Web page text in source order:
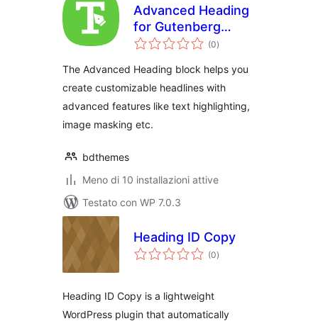
Advanced Heading
for Gutenberg
Block Editor (0valutazioni
totali
)
The Advanced Heading block helps you
create customizable headlines with
advanced features like text highlighting,
image masking etc.
bdthemes
Meno di 10 installazioni attive
Testato con WP 7.0.3
Heading ID Copy
(0valutazioni
totali
)
Heading ID Copy is a lightweight
WordPress plugin that automatically